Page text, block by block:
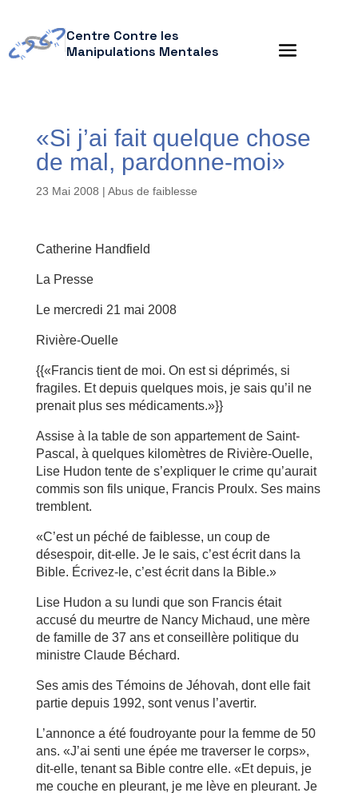
Centre Contre les
Manipulations Mentales
«Si j’ai fait quelque chose
de mal, pardonne-moi»
23 Mai 2008 | Abus de faiblesse
Catherine Handfield
La Presse
Le mercredi 21 mai 2008
Rivière-Ouelle
{{«Francis tient de moi. On est si déprimés, si
fragiles. Et depuis quelques mois, je sais qu’il ne
prenait plus ses médicaments.»}}
Assise à la table de son appartement de Saint-
Pascal, à quelques kilomètres de Rivière-Ouelle,
Lise Hudon tente de s’expliquer le crime qu’aurait
commis son fils unique, Francis Proulx. Ses mains
tremblent.
«C’est un péché de faiblesse, un coup de
désespoir, dit-elle. Je le sais, c’est écrit dans la
Bible. Écrivez-le, c’est écrit dans la Bible.»
Lise Hudon a su lundi que son Francis était
accusé du meurtre de Nancy Michaud, une mère
de famille de 37 ans et conseillère politique du
ministre Claude Béchard.
Ses amis des Témoins de Jéhovah, dont elle fait
partie depuis 1992, sont venus l’avertir.
L’annonce a été foudroyante pour la femme de 50
ans. «J’ai senti une épée me traverser le corps»,
dit-elle, tenant sa Bible contre elle. «Et depuis, je
me couche en pleurant, je me lève en pleurant. Je